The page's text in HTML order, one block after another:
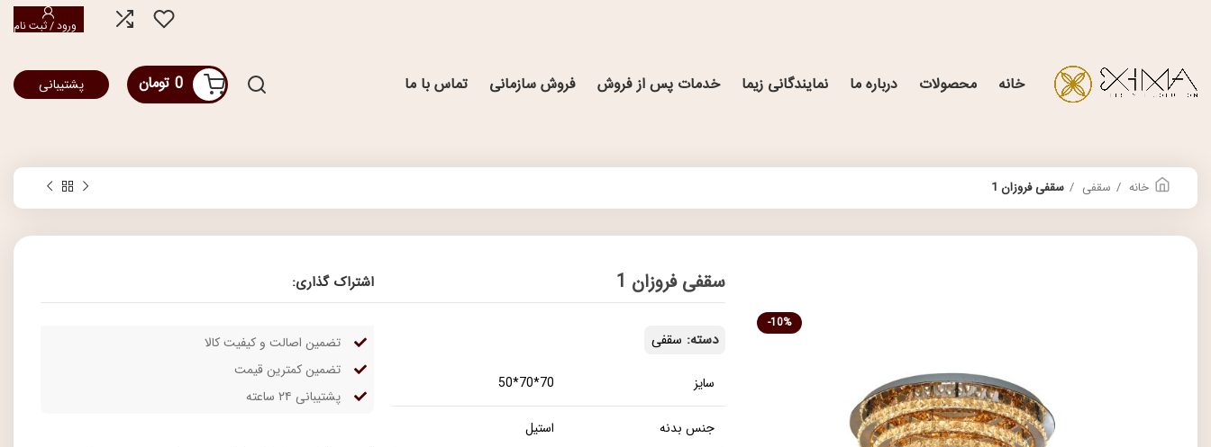
ورود / ثبت نام
خانه محصولات درباره ما نمایندگانی زیما خدمات پس از فروش فروش سازمانی تماس با ما 0 تومان پشتیبانی
خانه سقفی سقفی فروزان 1
-10%
سقفی فروزان 1 اشتراک گذاری:
دسته: سقفی
سایز 70*70*50
جنس بدنه استیل
تضمین اصالت و کیفیت کالا
تضمین کمترین قیمت
پشتیبانی ۲۴ ساعته